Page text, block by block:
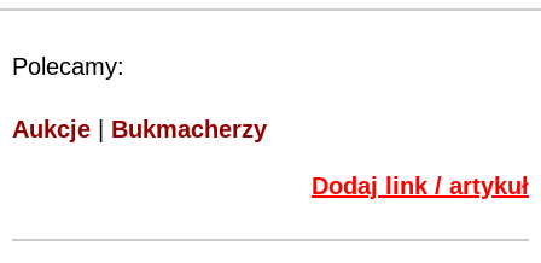
Polecamy:
Aukcje Bukmacherzy
Dodaj link / artykuł